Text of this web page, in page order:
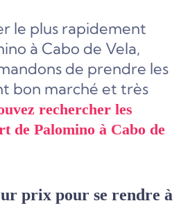
le plus rapidement
à Cabo de Vela,
de prendre les
bon marché et très
rechercher les
de Palomino à Cabo de
prix pour se rendre à